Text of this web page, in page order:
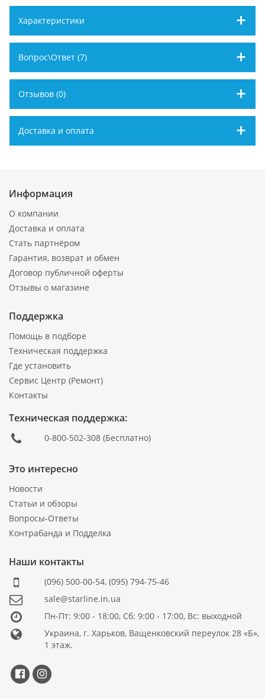
Характеристики
Вопрос\Ответ (7)
Отзывов (0)
Доставка и оплата
Информация
О компании
Доставка и оплата
Стать партнёром
Гарантия, возврат и обмен
Договор публичной оферты
Отзывы о магазине
Поддержка
Помощь в подборе
Техническая поддержка
Где установить
Сервис Центр (Ремонт)
Контакты
Техническая поддержка:
0-800-502-308(Бесплатно)
Это интересно
Новости
Статьи и обзоры
Вопросы-Ответы
Контрабанда и Подделка
Наши контакты
(096) 500-00-54, (095) 794-75-46
sale@starline.in.ua
Пн-Пт: 9:00 - 18:00, Сб: 9:00 - 17:00, Вс: выходной
Украина, г. Харьков, Ващенковский переулок 28 «Б»,
1 этаж.